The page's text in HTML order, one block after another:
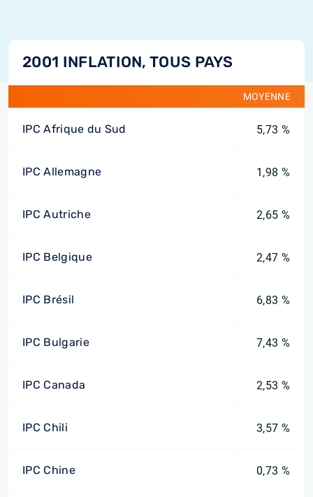
2001 INFLATION, TOUS PAYS
MOYENNE
IPC Afrique du Sud 5,73 %
IPC Allemagne 1,98 %
IPC Autriche 2,65 %
IPC Belgique 2,47 %
IPC Brésil 6,83 %
IPC Bulgarie 7,43 %
IPC Canada 2,53 %
IPC Chili 3,57 %
IPC Chine 0,73 %